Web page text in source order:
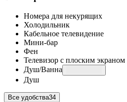
Номера для некурящих
Холодильник
Кабельное телевидение
Мини-бар
Фен
Телевизор с плоским экраном
Душ/Ванна
Душ
Все удобства34